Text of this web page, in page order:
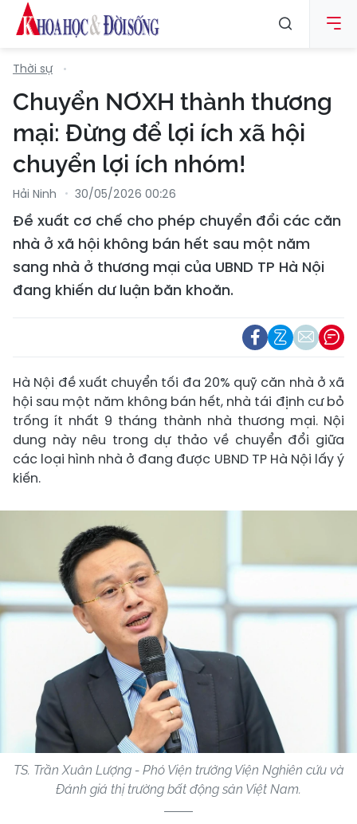
Thời sự
Chuyển NƠXH thành thương
mại: Đừng để lợi ích xã hội
chuyển lợi ích nhóm!
Hải Ninh 30/05/2026 00:26
Đề xuất cơ chế cho phép chuyển đổi các căn
nhà ở xã hội không bán hết sau một năm
sang nhà ở thương mại của UBND TP Hà Nội
đang khiến dư luận băn khoăn.
Hà Nội đề xuất chuyển tối đa 20% quỹ căn nhà ở xã
hội sau một năm không bán hết, nhà tái định cư bỏ
trống ít nhất 9 tháng thành nhà thương mại. Nội
dung này nêu trong dự thảo về chuyển đổi giữa
các loại hình nhà ở đang được UBND TP Hà Nội lấy ý
kiến.
TS. Trần Xuân Lượng - Phó Viện trưởng Viện Nghiên cứu và
Đánh giá thị trường bất động sản Việt Nam.